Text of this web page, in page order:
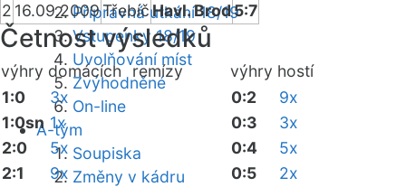
Přípravná utkání 18/19
Vstupenky 18/19
Uvolňování míst
Zvýhodněné
On-line
A-tým
Soupiska
Změny v kádru
2 16.09.2009Třebíč Havl. Brod5:7
Četnost výsledků
výhry domácíchremízy výhry hostí
1:0
3x
1:0sn 1x
2:0
5x
2:1
9x
0:2
9x
0:3
3x
0:4
5x
0:5
2x